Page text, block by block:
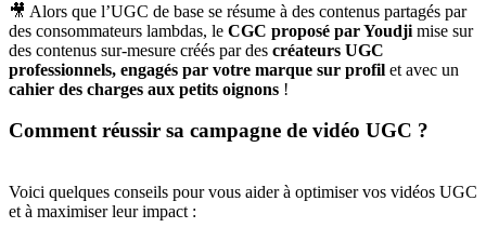
🎥 Alors que l’UGC de base se résume à des contenus partagés par
des consommateurs lambdas, le CGC proposé par Youdji mise sur
des contenus sur-mesure créés par des créateurs UGC
professionnels, engagés par votre marque sur profil et avec un
cahier des charges aux petits oignons !
Comment réussir sa campagne de vidéo UGC ?
Voici quelques conseils pour vous aider à optimiser vos vidéos UGC
et à maximiser leur impact :